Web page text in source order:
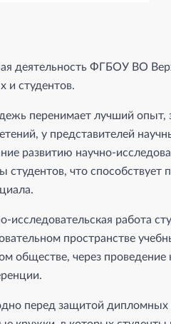
деятельность ФГБОУ ВО
и студентов.
перенимает лучший опыт,
у представителей
развитию научно-
студентов, что способствует
исследовательская работа
пространстве
обществе, через проведение
перед защитой дипломных